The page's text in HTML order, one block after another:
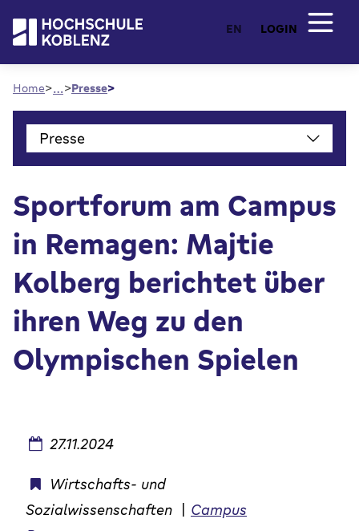
EN LOGIN
Home … Presse
Presse
Sportforum am Campus
in Remagen: Majtie
Kolberg berichtet über
ihren Weg zu den
Olympischen Spielen
27.11.2024
Wirtschafts- und
Sozialwissenschaften | Campus